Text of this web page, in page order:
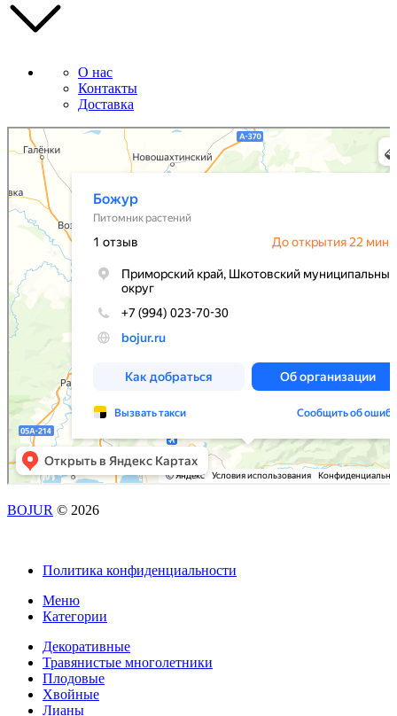
О нас
Контакты
Доставка
Божур
Питомник растений в Приморском крае
BOJUR © 2026
Политика конфиденциальности
Меню
Категории
Декоративные
Травянистые многолетники
Плодовые
Хвойные
Лианы